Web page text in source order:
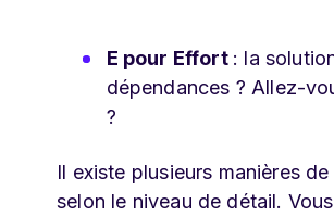
E pour Effort : la
dépendances ? Allez-
?
Il existe plusieurs manières
selon le niveau de détail.